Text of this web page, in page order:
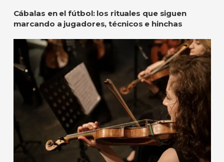
Cábalas en el fútbol: los rituales que siguen
marcando a jugadores, técnicos e hinchas